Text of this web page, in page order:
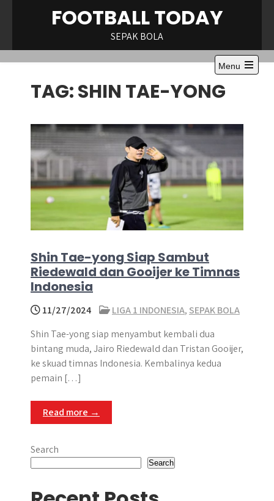
FOOTBALL TODAY
SEPAK BOLA
Menu
Open
TAG:SHIN TAE-YONG
Shin Tae-yong Siap Sambut
Riedewald dan Gooijer ke Timnas
Indonesia
11/27/2024 LIGA 1 INDONESIA, SEPAK BOLA
Shin Tae-yong siap menyambut kembali dua
bintang muda, Jairo Riedewald dan Tristan Gooijer,
ke skuad timnas Indonesia. Kembalinya kedua
pemain […]
Read more →
Search
Search